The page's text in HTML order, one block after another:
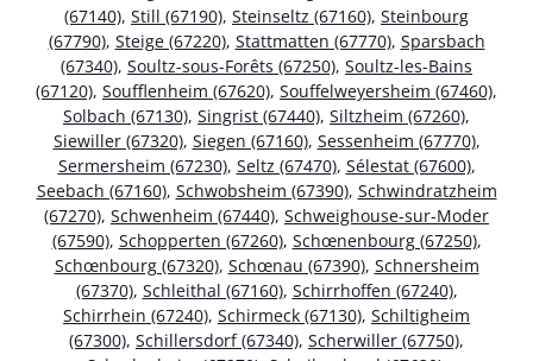
(67140), Still (67190), Steinseltz (67160), Steinbourg
(67790), Steige (67220), Stattmatten (67770), Sparsbach
(67340), Soultz-sous-Forêts (67250), Soultz-les-Bains
(67120), Soufflenheim (67620), Souffelweyersheim (67460),
Solbach (67130), Singrist (67440), Siltzheim (67260),
Siewiller (67320), Siegen (67160), Sessenheim (67770),
Sermersheim (67230), Seltz (67470), Sélestat (67600),
Seebach (67160), Schwobsheim (67390), Schwindratzheim
(67270), Schwenheim (67440), Schweighouse-sur-Moder
(67590), Schopperten (67260), Schœnenbourg (67250),
Schœnbourg (67320), Schœnau (67390), Schnersheim
(67370), Schleithal (67160), Schirrhoffen (67240),
Schirrhein (67240), Schirmeck (67130), Schiltigheim
(67300), Schillersdorf (67340), Scherwiller (67750),